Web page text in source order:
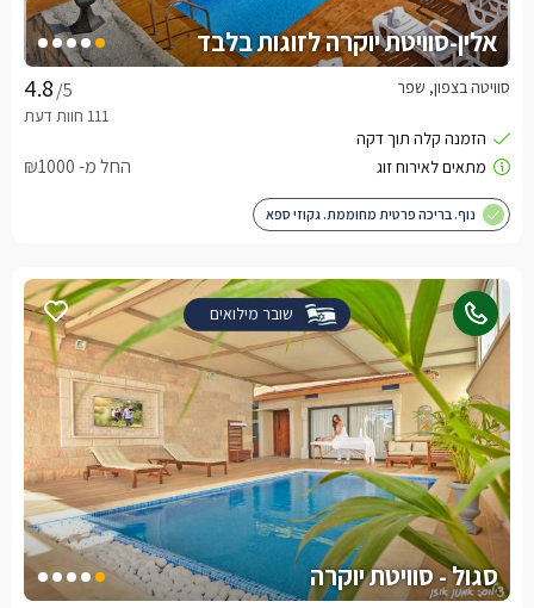
אלין-סוויטת יוקרה לזוגות בלבד
/5 סוויטה בצפון, שפר
החל מ- ₪1000
נוף. בריכה פרטית מחוממת. גקוזי ספא
שובר מילואים
סגול - סוויטת יוקרה